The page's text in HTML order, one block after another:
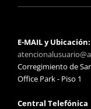
E-MAIL y Ubicación:
Corregimiento de
Office Park - Piso 1
Central Telefónica